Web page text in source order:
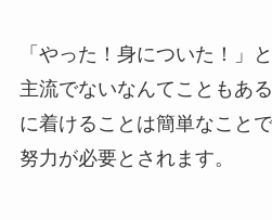
「やった！身についた！」
主流でないなんてこともあ
に着けることは簡単なこと
努力が必要とされます。